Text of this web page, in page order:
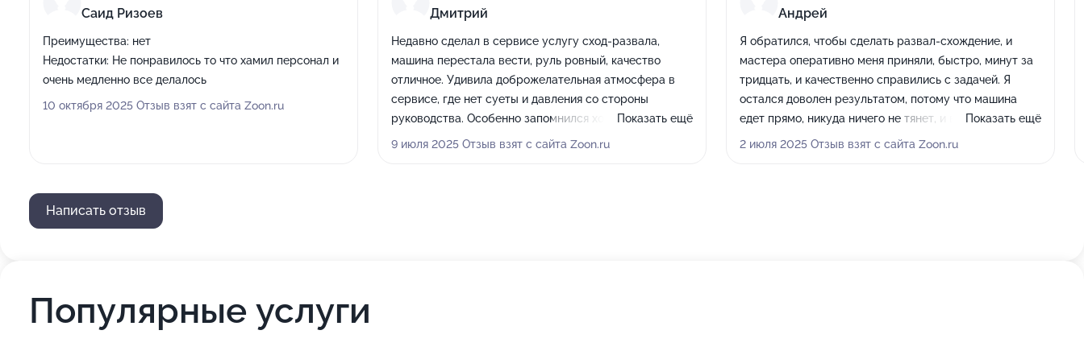
Саид Ризоев
Преимущества: нет
Недостатки: Не понравилось то что хамил персонал и
очень медленно все делалось
10 октября 2025 Отзыв взят с сайта Zoon.ru
Дмитрий
Недавно сделал в сервисе услугу сход-развала,
машина перестала вести, руль ровный, качество
отличное. Удивила доброжелательная атмосфера в
сервисе, где нет суеты и давления со стороны
руководства. Особенно запомнился хороший
очиститель для рук и то, что всегда есть бумага для
Показать ещё
9 июля 2025 Отзыв взят с сайта Zoon.ru
Андрей
Я обратился, чтобы сделать развал-схождение, и
мастера оперативно меня приняли, быстро, минут за
тридцать, и качественно справились с задачей. Я
остался доволен результатом, потому что машина
едет прямо, никуда ничего не тянет, и все в норме.
Выбрал сервис, потому что он рядом с домом и не
Показать ещё
2 июля 2025 Отзыв взят с сайта Zoon.ru
Написать отзыв
Популярные услуги